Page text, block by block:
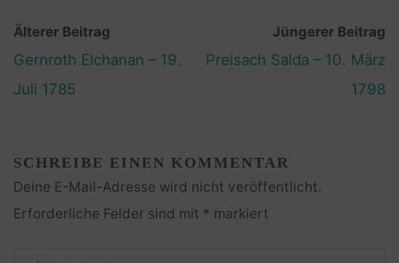
Älterer Beitrag
Gernroth Elchanan – 19.
Juli 1785
Jüngerer Beitrag
Preisach Salda – 10. März
1798
SCHREIBE EINEN KOMMENTAR
Deine E-Mail-Adresse wird nicht veröffentlicht.
Erforderliche Felder sind mit * markiert